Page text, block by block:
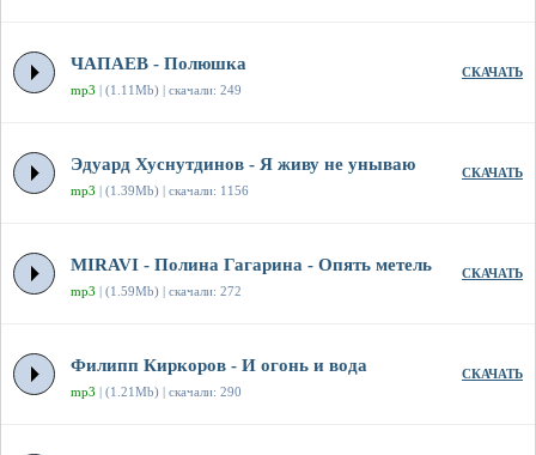
ЧАПАЕВ - Полюшка
mp3 | (1.11Mb) | скачали: 249
СКАЧАТЬ
Эдуард Хуснутдинов - Я живу не унываю
mp3 | (1.39Mb) | скачали: 1156
СКАЧАТЬ
MIRAVI - Полина Гагарина - Опять метель
mp3 | (1.59Mb) | скачали: 272
СКАЧАТЬ
Филипп Киркоров - И огонь и вода
mp3 | (1.21Mb) | скачали: 290
СКАЧАТЬ